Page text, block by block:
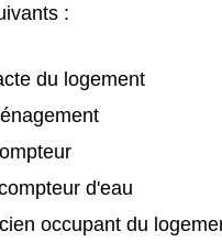
:
du logement
d'eau
occupant du